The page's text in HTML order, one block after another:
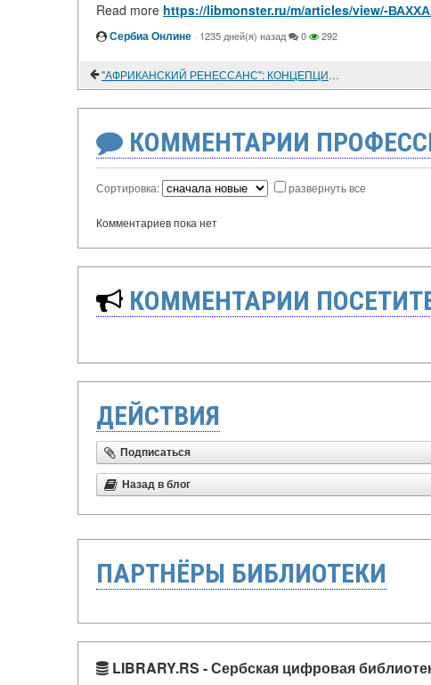
Read more https://libmonster.ru/m/articles/view/-
Сербиа Онлине · 1235 дней(я) назад 0 292
"АФРИКАНСКИЙ РЕНЕССАНС": КОНЦЕПЦИЯ ИЛИ ЛОЗУНГ?
КОММЕНТАРИИ
Сортировка: развернуть все
Комментариев пока нет
КОММЕНТАРИИ
ДЕЙСТВИЯ
Подписаться
Назад в блог
ПАРТНЁРЫ БИБЛИОТЕКИ
LIBRARY.RS - Сербская цифровая